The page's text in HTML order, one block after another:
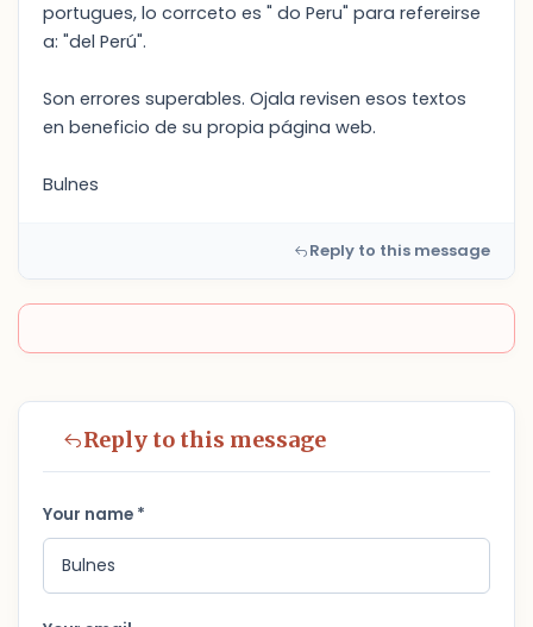
portugues, lo corrceto es " do Peru" para refereirse
a: "del Perú".
Son errores superables. Ojala revisen esos textos
en beneficio de su propia página web.
Bulnes
Reply to this message
Reply to this message
Your name *